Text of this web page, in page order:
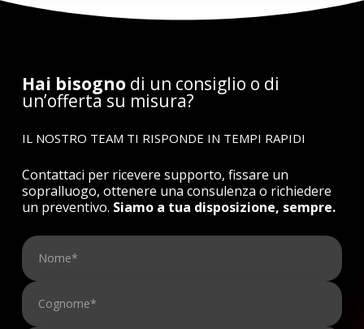
Hai bisogno di un consiglio o di
un’offerta su misura?
IL NOSTRO TEAM TI RISPONDE IN TEMPI RAPIDI
Contattaci per ricevere supporto, fissare un
sopralluogo, ottenere una consulenza o richiedere
un preventivo. Siamo a tua disposizione, sempre.